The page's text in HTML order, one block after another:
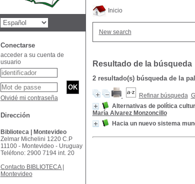
Inicio
New search
Resultado de la búsqueda
2 resultado(s) búsqueda de la
Refinar búsqueda
Alternativas de política
María Alvarez Monzoncillo
Hacia un nuevo sistema
Conectarse
acceder a su cuenta de
usuario
Olvidé mi contraseña
Dirección
Biblioteca | Montevideo
Zelmar Michelini 1220 C.P
11100 - Montevideo - Uruguay
Teléfono: 2900 7194 int. 20
Contacto BIBLIOTECA |
Montevideo